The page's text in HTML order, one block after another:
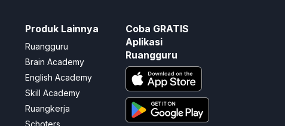
Produk Lainnya
Ruangguru
Brain Academy
English Academy
Skill Academy
Ruangkerja
Coba GRATIS
Aplikasi
Ruangguru